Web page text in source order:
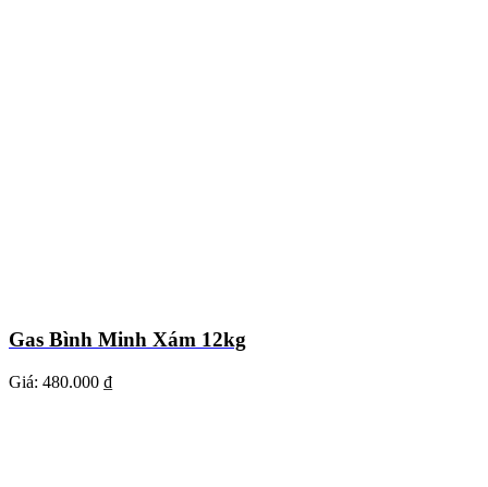
Gas Bình Minh Xám 12kg
Giá: 480.000 ₫